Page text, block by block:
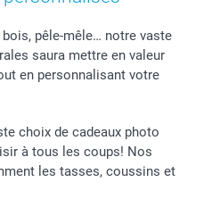
pêle-mêle… notre vaste
saura mettre en valeur
en personnalisant votre
choix de cadeaux photo
à tous les coups! Nos
les tasses, coussins et